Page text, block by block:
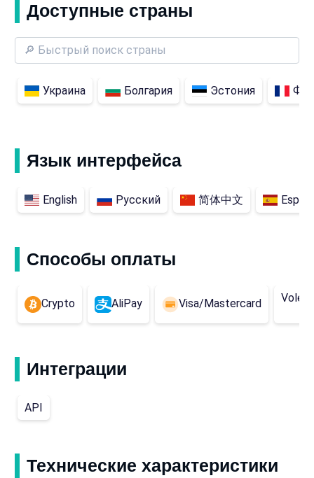
Доступные страны
Украина Болгария Эстония
Язык интерфейса
English Русский 简体中文
Способы оплаты
Crypto AliPay Visa/Mastercard Volet
Интеграции
API
Технические характеристики